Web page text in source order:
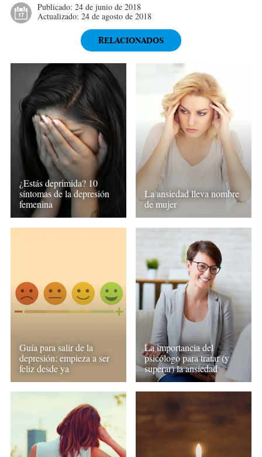
Publicado: 24 de junio de 2018
Actualizado: 24 de agosto de 2018
RELACIONADOS
¿Estás deprimida? 10
síntomas de la depresión
femenina
La ansiedad lleva nombre
de mujer
Guía para salir de la
depresión: empieza a ser
feliz desde ya
La importancia del
psicólogo para tratar (y
superar) la ansiedad